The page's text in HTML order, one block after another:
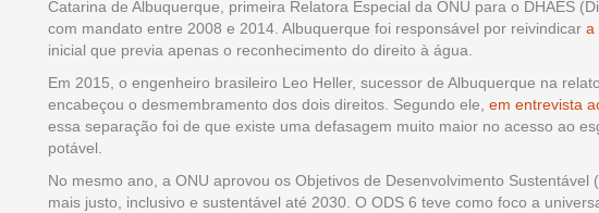
Catarina de Albuquerque, primeira Relatora Especial da ONU para o DHAES
com mandato entre 2008 e 2014. Albuquerque foi responsável por reivindicar a
inicial que previa apenas o reconhecimento do direito à água.
Em 2015, o engenheiro brasileiro Leo Heller, sucessor de Albuquerque na
encabeçou o desmembramento dos dois direitos. Segundo ele, em entrevista
essa separação foi de que existe uma defasagem muito maior no acesso ao
potável.
No mesmo ano, a ONU aprovou os Objetivos de Desenvolvimento
mais justo, inclusivo e sustentável até 2030. O ODS 6 teve como foco a